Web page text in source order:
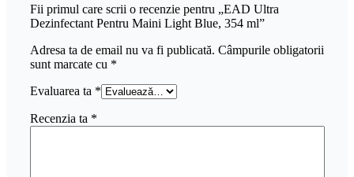
Fii primul care scrii o recenzie pentru „EAD Ultra
Dezinfectant Pentru Maini Light Blue, 354 ml”
Adresa ta de email nu va fi publicată. Câmpurile obligatorii
sunt marcate cu *
Evaluarea ta *
Recenzia ta *